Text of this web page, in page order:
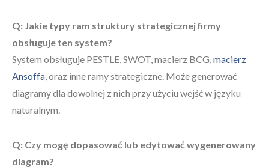
Q: Jakie typy ram struktury strategicznej firmy
obsługuje ten system?
System obsługuje PESTLE, SWOT, macierz BCG,macierz
Ansoffa, oraz inne ramy strategiczne. Może generować
diagramy dla dowolnej z nich przy użyciu wejść w języku
naturalnym.
Q: Czy mogę dopasować lub edytować wygenerowany
diagram?